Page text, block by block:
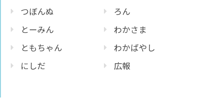
つぼんぬ
とーみん
ともちゃん
にしだ
ろん
わかさま
わかばやし
広報